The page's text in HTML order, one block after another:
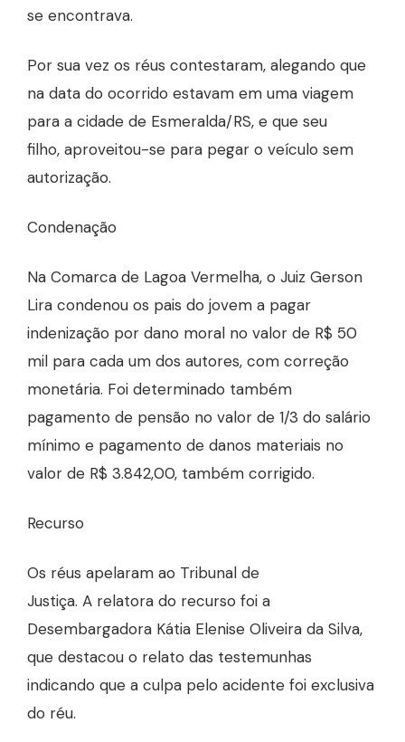
se encontrava.
Por sua vez os réus contestaram, alegando que
na data do ocorrido estavam em uma viagem
para a cidade de Esmeralda/RS, e que seu
filho, aproveitou-se para pegar o veículo sem
autorização.
Condenação
Na Comarca de Lagoa Vermelha, o Juiz Gerson
Lira condenou os pais do jovem a pagar
indenização por dano moral no valor de R$ 50
mil para cada um dos autores, com correção
monetária. Foi determinado também
pagamento de pensão no valor de 1/3 do salário
mínimo e pagamento de danos materiais no
valor de R$ 3.842,00, também corrigido.
Recurso
Os réus apelaram ao Tribunal de
Justiça. A relatora do recurso foi a
Desembargadora Kátia Elenise Oliveira da Silva,
que destacou o relato das testemunhas
indicando que a culpa pelo acidente foi exclusiva
do réu.